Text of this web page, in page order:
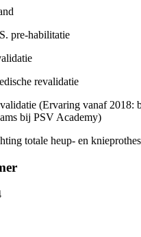
pre-habilitatie
revalidatie
(Ervaring vanaf 2018:
bij PSV Academy)
totale heup- en